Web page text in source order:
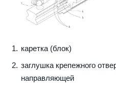
каретка (блок)
заглушка крепежного
направляющей